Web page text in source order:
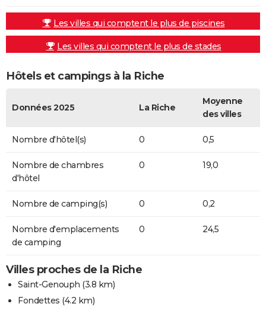
Les villes qui comptent le plus de piscines
Les villes qui comptent le plus de stades
Hôtels et campings à la Riche
Données 2025 La Riche
Moyenne
des villes
Nombre d'hôtel(s) 0 0,5
Nombre de chambres
d'hôtel
0 19,0
Nombre de camping(s) 0 0,2
Nombre d'emplacements
de camping
0 24,5
Villes proches de la Riche
Saint-Genouph (3.8 km)
Fondettes (4.2 km)